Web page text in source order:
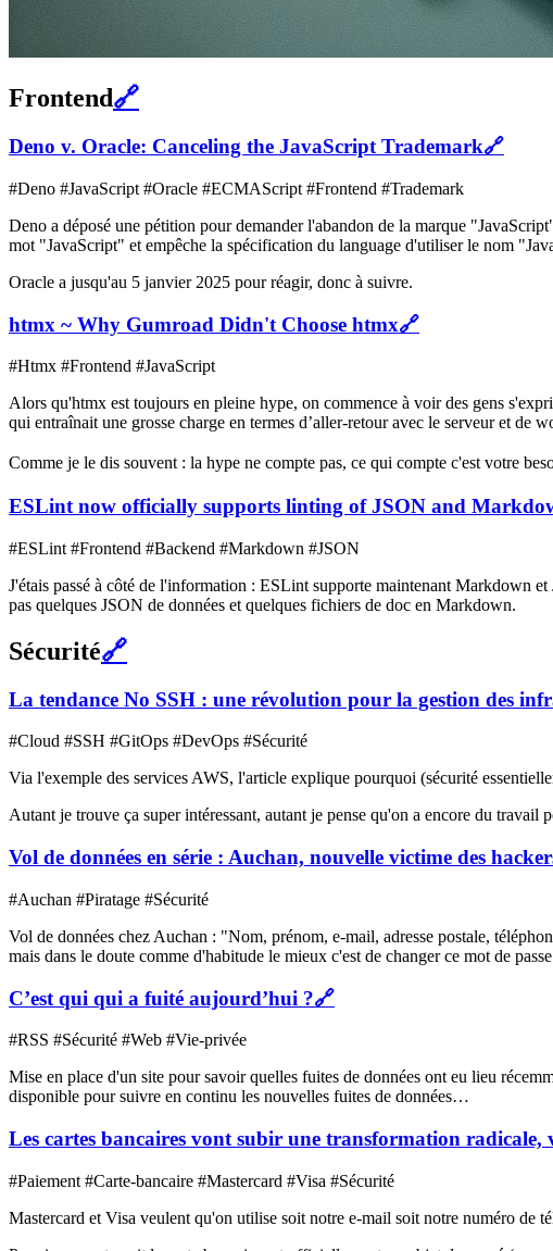
Frontend🔗
Deno v. Oracle: Canceling the JavaScript Trademark🔗
#Deno #JavaScript #Oracle #ECMAScript #Frontend #Trademark
Deno a déposé une pétition pour demander l'abandon de la marque
mot "JavaScript" et empêche la spécification du language d'utiliser le nom
Oracle a jusqu'au 5 janvier 2025 pour réagir, donc à suivre.
htmx ~ Why Gumroad Didn't Choose htmx🔗
#Htmx #Frontend #JavaScript
Alors qu'htmx est toujours en pleine hype, on commence à voir des gens
qui entraînait une grosse charge en termes d’aller-retour avec le serveur et de
Comme je le dis souvent : la hype ne compte pas, ce qui compte c'est votre
ESLint now officially supports linting of JSON and
#ESLint #Frontend #Backend #Markdown #JSON
J'étais passé à côté de l'information : ESLint supporte maintenant Markdown
pas quelques JSON de données et quelques fichiers de doc en Markdown.
Sécurité🔗
La tendance No SSH : une révolution pour la gestion des
#Cloud #SSH #GitOps #DevOps #Sécurité
Via l'exemple des services AWS, l'article explique pourquoi (sécurité
Autant je trouve ça super intéressant, autant je pense qu'on a encore du
Vol de données en série : Auchan, nouvelle victime des
#Auchan #Piratage #Sécurité
Vol de données chez Auchan : "Nom, prénom, e-mail, adresse postale,
mais dans le doute comme d'habitude le mieux c'est de changer ce mot de
C’est qui qui a fuité aujourd’hui ?🔗
#RSS #Sécurité #Web #Vie-privée
Mise en place d'un site pour savoir quelles fuites de données ont eu lieu
disponible pour suivre en continu les nouvelles fuites de données…
Les cartes bancaires vont subir une transformation radicale,
#Paiement #Carte-bancaire #Mastercard #Visa #Sécurité
Mastercard et Visa veulent qu'on utilise soit notre e-mail soit notre numéro de